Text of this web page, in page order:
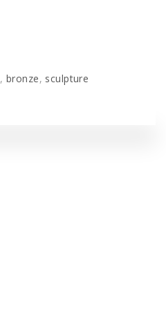
,bronze, sculpture